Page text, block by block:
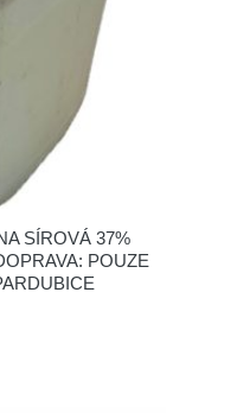
SÍROVÁ 37%
POUZE